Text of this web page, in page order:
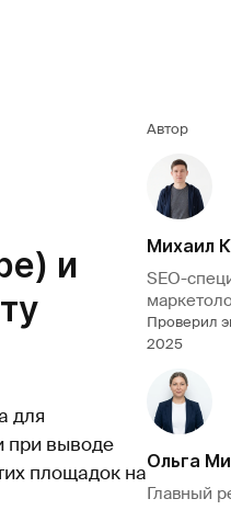
и
для
при выводе
площадок на
Автор
Михаил
SEO-
Проверил
2025
Ольга
Главный